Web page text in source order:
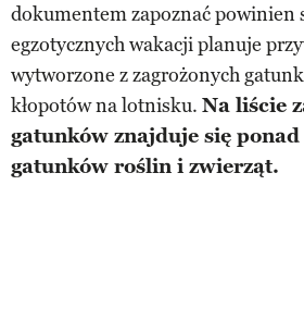
dokumentem zapoznać powinien
egzotycznych wakacji planuje
wytworzone z zagrożonych
kłopotów na lotnisku. Na liście
gatunków znajduje się
gatunków roślin i zwierząt.